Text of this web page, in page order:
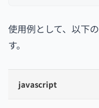
使用例として、以下
す。
javascript